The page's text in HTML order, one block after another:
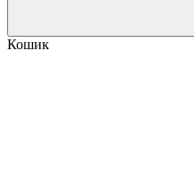
Кошик